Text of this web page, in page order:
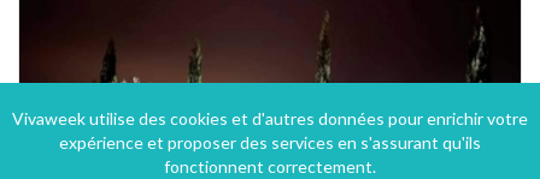
Vivaweek utilise des cookies et d'autres données pour enrichir votre
expérience et proposer des services en s'assurant qu'ils
fonctionnent correctement.